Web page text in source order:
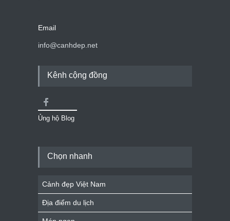
Email
info@canhdep.net
Kênh cộng đồng
Ủng hộ Blog
Chọn nhanh
Cảnh đẹp Việt Nam
Địa điểm du lịch